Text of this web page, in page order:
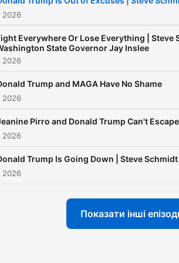
consistent
The
offered on
will be
some you
heard of –
that are
driving
discussed
important for
2026
Everywhere Or Lose Everything | Steve
State Governor Jay Inslee
2026
Trump and MAGA Have No Shame
2026
Pirro and Donald Trump Can't
2026
Trump Is Going Down | Steve Schmidt
2026
Показати інші